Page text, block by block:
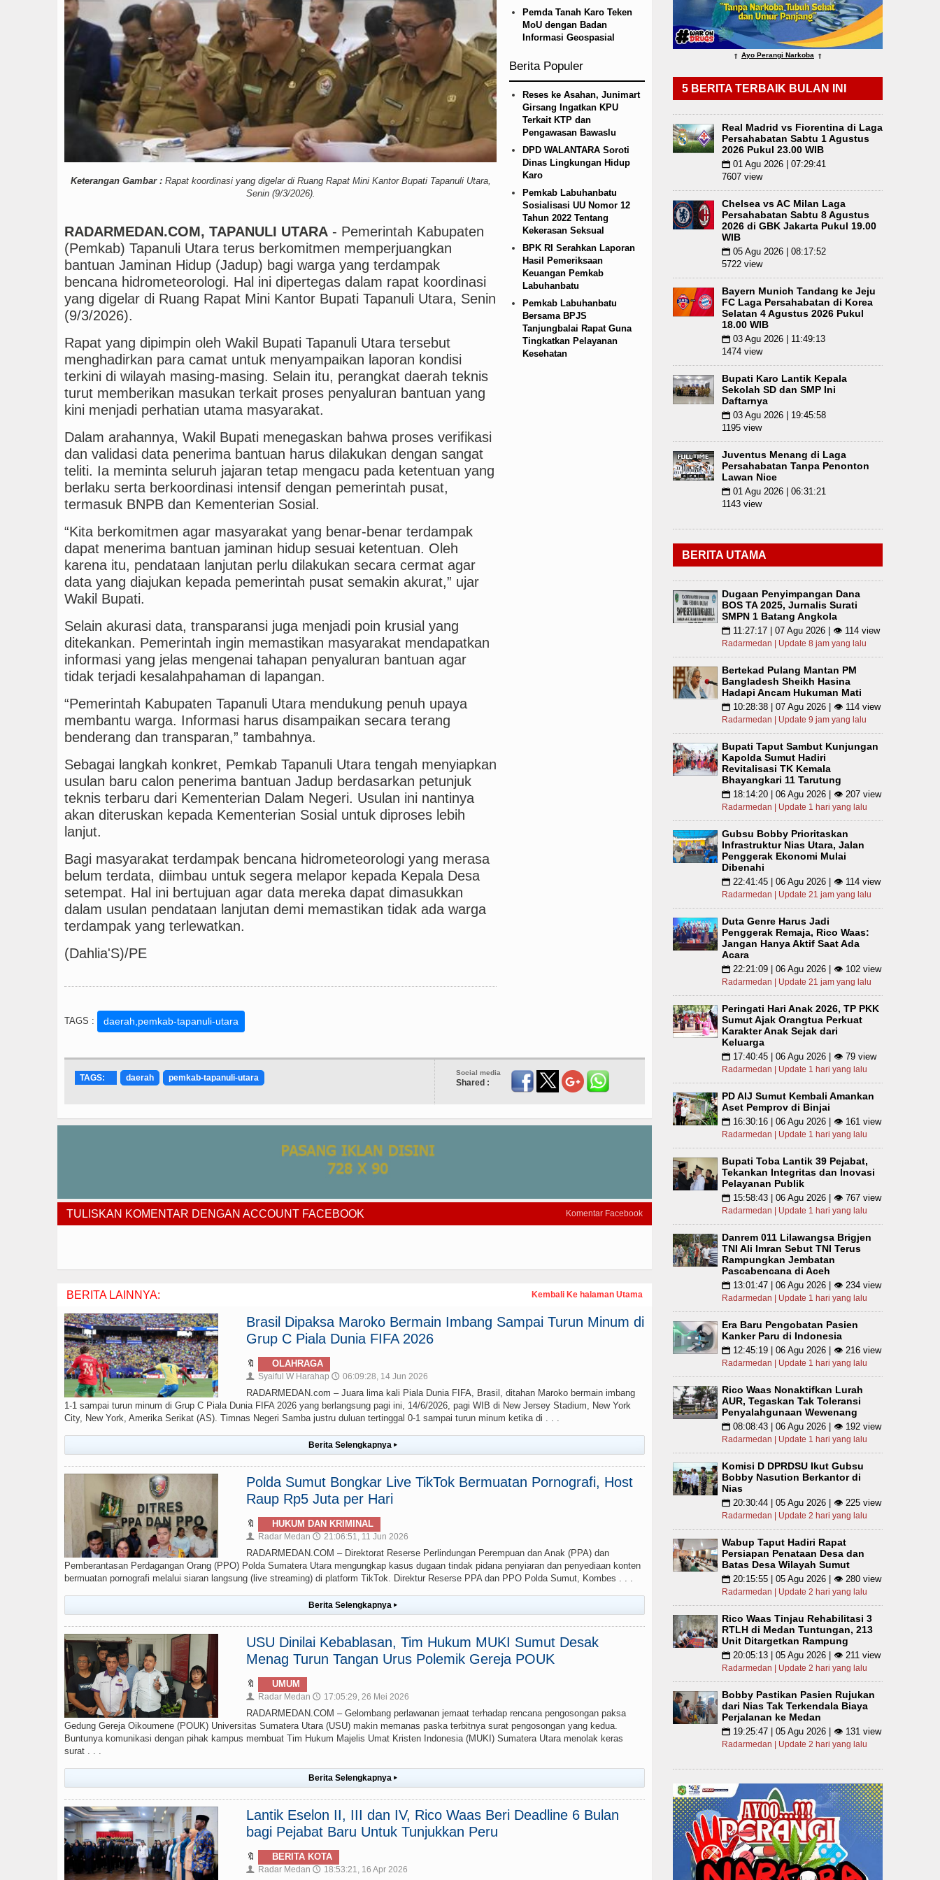
Gubsu Bobby Prioritaskan Infrastruktur Nias Utara, Jalan Penggerak Ekonomi Mulai Dibenahi Duta Genre Harus Jadi
Dugaan Penyimpangan Dana BOS TA 2025, Jurnalis Surati SMPN 1 Batang Angkola Risiko Tertular HIV/AIDS Melalui
PSG vs Manchester United Laga Persahabatan di Swedia 8 Agustus 2026 Pukul 22.00 WIB Juventus vs Inter Milan
Keterangan Gambar :Rapat koordinasi yang digelar di Ruang Rapat Mini Kantor Bupati Tapanuli Utara,
Senin (9/3/2026).
RADARMEDAN.COM, TAPANULI UTARA - Pemerintah Kabupaten
(Pemkab) Tapanuli Utara terus berkomitmen memperjuangkan
bantuan Jaminan Hidup (Jadup) bagi warga yang terdampak
bencana hidrometeorologi. Hal ini dipertegas dalam rapat koordinasi
yang digelar di Ruang Rapat Mini Kantor Bupati Tapanuli Utara, Senin
(9/3/2026).
Rapat yang dipimpin oleh Wakil Bupati Tapanuli Utara tersebut
menghadirkan para camat untuk menyampaikan laporan kondisi
terkini di wilayah masing-masing. Selain itu, perangkat daerah teknis
turut memberikan masukan terkait proses penyaluran bantuan yang
kini menjadi perhatian utama masyarakat.
Dalam arahannya, Wakil Bupati menegaskan bahwa proses verifikasi
dan validasi data penerima bantuan harus dilakukan dengan sangat
teliti. Ia meminta seluruh jajaran tetap mengacu pada ketentuan yang
berlaku serta berkoordinasi intensif dengan pemerintah pusat,
termasuk BNPB dan Kementerian Sosial.
“Kita berkomitmen agar masyarakat yang benar-benar terdampak
dapat menerima bantuan jaminan hidup sesuai ketentuan. Oleh
karena itu, pendataan lanjutan perlu dilakukan secara cermat agar
data yang diajukan kepada pemerintah pusat semakin akurat,” ujar
Wakil Bupati.
Selain akurasi data, transparansi juga menjadi poin krusial yang
ditekankan. Pemerintah ingin memastikan masyarakat mendapatkan
informasi yang jelas mengenai tahapan penyaluran bantuan agar
tidak terjadi kesalahpahaman di lapangan.
“Pemerintah Kabupaten Tapanuli Utara mendukung penuh upaya
membantu warga. Informasi harus disampaikan secara terang
benderang dan transparan,” tambahnya.
Sebagai langkah konkret, Pemkab Tapanuli Utara tengah menyiapkan
usulan baru calon penerima bantuan Jadup berdasarkan petunjuk
teknis terbaru dari Kementerian Dalam Negeri. Usulan ini nantinya
akan diteruskan kepada Kementerian Sosial untuk diproses lebih
lanjut.
Bagi masyarakat terdampak bencana hidrometeorologi yang merasa
belum terdata, diimbau untuk segera melapor kepada Kepala Desa
setempat. Hal ini bertujuan agar data mereka dapat dimasukkan
dalam usulan pendataan lanjutan demi memastikan tidak ada warga
terdampak yang terlewatkan.
(Dahlia'S)/PE
TAGS : daerah,pemkab-tapanuli-utara
Pemda Tanah Karo Teken
MoU dengan Badan
Informasi Geospasial
Berita Populer
Reses ke Asahan, Junimart
Girsang Ingatkan KPU
Terkait KTP dan
Pengawasan Bawaslu
DPD WALANTARA Soroti
Dinas Lingkungan Hidup
Karo
Pemkab Labuhanbatu
Sosialisasi UU Nomor 12
Tahun 2022 Tentang
Kekerasan Seksual
BPK RI Serahkan Laporan
Hasil Pemeriksaan
Keuangan Pemkab
Labuhanbatu
Pemkab Labuhanbatu
Bersama BPJS
Tanjungbalai Rapat Guna
Tingkatkan Pelayanan
Kesehatan
Social media
Shared :
TAGS: daerah pemkab-tapanuli-utara
Komentar Facebook
TULISKAN KOMENTAR DENGAN ACCOUNT FACEBOOK
Kembali Ke halaman Utama
BERITA LAINNYA:
Brasil Dipaksa Maroko Bermain Imbang Sampai Turun Minum di
Grup C Piala Dunia FIFA 2026
🔖 OLAHRAGA
👤 Syaiful W Harahap 🕔 06:09:28, 14 Jun 2026
RADARMEDAN.com – Juara lima kali Piala Dunia FIFA, Brasil, ditahan Maroko bermain imbang
1-1 sampai turun minum di Grup C Piala Dunia FIFA 2026 yang berlangsung pagi ini, 14/6/2026, pagi WIB di New Jersey Stadium, New York
City, New York, Amerika Serikat (AS). Timnas Negeri Samba justru duluan tertinggal 0-1 sampai turun minum ketika di . . .
Berita Selengkapnya ▸
Polda Sumut Bongkar Live TikTok Bermuatan Pornografi, Host
Raup Rp5 Juta per Hari
🔖 HUKUM DAN KRIMINAL
👤 Radar Medan 🕔 21:06:51, 11 Jun 2026
RADARMEDAN.COM – Direktorat Reserse Perlindungan Perempuan dan Anak (PPA) dan
Pemberantasan Perdagangan Orang (PPO) Polda Sumatera Utara mengungkap kasus dugaan tindak pidana penyiaran dan penyediaan konten
bermuatan pornografi melalui siaran langsung (live streaming) di platform TikTok. Direktur Reserse PPA dan PPO Polda Sumut, Kombes . . .
Berita Selengkapnya ▸
USU Dinilai Kebablasan, Tim Hukum MUKI Sumut Desak
Menag Turun Tangan Urus Polemik Gereja POUK
🔖 UMUM
👤 Radar Medan 🕔 17:05:29, 26 Mei 2026
RADARMEDAN.COM – Gelombang perlawanan jemaat terhadap rencana pengosongan paksa
Gedung Gereja Oikoumene (POUK) Universitas Sumatera Utara (USU) makin memanas paska terbitnya surat pengosongan yang kedua.
Buntunya komunikasi dengan pihak kampus membuat Tim Hukum Majelis Umat Kristen Indonesia (MUKI) Sumatera Utara menolak keras
surat . . .
Berita Selengkapnya ▸
Lantik Eselon II, III dan IV, Rico Waas Beri Deadline 6 Bulan
bagi Pejabat Baru Untuk Tunjukkan Peru
🔖 BERITA KOTA
👤 Radar Medan 🕔 18:53:21, 16 Apr 2026
⇑ Ayo Perangi Narkoba ⇑
5 BERITA TERBAIK BULAN INI
Real Madrid vs Fiorentina di Laga
Persahabatan Sabtu 1 Agustus
2026 Pukul 23.00 WIB
📅 01 Agu 2026 | 07:29:41
7607 view
Chelsea vs AC Milan Laga
Persahabatan Sabtu 8 Agustus
2026 di GBK Jakarta Pukul 19.00
WIB
📅 05 Agu 2026 | 08:17:52
5722 view
Bayern Munich Tandang ke Jeju
FC Laga Persahabatan di Korea
Selatan 4 Agustus 2026 Pukul
18.00 WIB
📅 03 Agu 2026 | 11:49:13
1474 view
Bupati Karo Lantik Kepala
Sekolah SD dan SMP Ini
Daftarnya
📅 03 Agu 2026 | 19:45:58
1195 view
Juventus Menang di Laga
Persahabatan Tanpa Penonton
Lawan Nice
📅 01 Agu 2026 | 06:31:21
1143 view
BERITA UTAMA
Dugaan Penyimpangan Dana
BOS TA 2025, Jurnalis Surati
SMPN 1 Batang Angkola
📅 11:27:17 | 07 Agu 2026 | 👁 114 view
Radarmedan | Update 8 jam yang lalu
Bertekad Pulang Mantan PM
Bangladesh Sheikh Hasina
Hadapi Ancam Hukuman Mati
📅 10:28:38 | 07 Agu 2026 | 👁 114 view
Radarmedan | Update 9 jam yang lalu
Bupati Taput Sambut Kunjungan
Kapolda Sumut Hadiri
Revitalisasi TK Kemala
Bhayangkari 11 Tarutung
📅 18:14:20 | 06 Agu 2026 | 👁 207 view
Radarmedan | Update 1 hari yang lalu
Gubsu Bobby Prioritaskan
Infrastruktur Nias Utara, Jalan
Penggerak Ekonomi Mulai
Dibenahi
📅 22:41:45 | 06 Agu 2026 | 👁 114 view
Radarmedan | Update 21 jam yang lalu
Duta Genre Harus Jadi
Penggerak Remaja, Rico Waas:
Jangan Hanya Aktif Saat Ada
Acara
📅 22:21:09 | 06 Agu 2026 | 👁 102 view
Radarmedan | Update 21 jam yang lalu
Peringati Hari Anak 2026, TP PKK
Sumut Ajak Orangtua Perkuat
Karakter Anak Sejak dari
Keluarga
📅 17:40:45 | 06 Agu 2026 | 👁 79 view
Radarmedan | Update 1 hari yang lalu
PD AIJ Sumut Kembali Amankan
Aset Pemprov di Binjai
📅 16:30:16 | 06 Agu 2026 | 👁 161 view
Radarmedan | Update 1 hari yang lalu
Bupati Toba Lantik 39 Pejabat,
Tekankan Integritas dan Inovasi
Pelayanan Publik
📅 15:58:43 | 06 Agu 2026 | 👁 767 view
Radarmedan | Update 1 hari yang lalu
Danrem 011 Lilawangsa Brigjen
TNI Ali Imran Sebut TNI Terus
Rampungkan Jembatan
Pascabencana di Aceh
📅 13:01:47 | 06 Agu 2026 | 👁 234 view
Radarmedan | Update 1 hari yang lalu
Era Baru Pengobatan Pasien
Kanker Paru di Indonesia
📅 12:45:19 | 06 Agu 2026 | 👁 216 view
Radarmedan | Update 1 hari yang lalu
Rico Waas Nonaktifkan Lurah
AUR, Tegaskan Tak Toleransi
Penyalahgunaan Wewenang
📅 08:08:43 | 06 Agu 2026 | 👁 192 view
Radarmedan | Update 1 hari yang lalu
Komisi D DPRDSU Ikut Gubsu
Bobby Nasution Berkantor di
Nias
📅 20:30:44 | 05 Agu 2026 | 👁 225 view
Radarmedan | Update 2 hari yang lalu
Wabup Taput Hadiri Rapat
Persiapan Penataan Desa dan
Batas Desa Wilayah Sumut
📅 20:15:55 | 05 Agu 2026 | 👁 280 view
Radarmedan | Update 2 hari yang lalu
Rico Waas Tinjau Rehabilitasi 3
RTLH di Medan Tuntungan, 213
Unit Ditargetkan Rampung
📅 20:05:13 | 05 Agu 2026 | 👁 211 view
Radarmedan | Update 2 hari yang lalu
Bobby Pastikan Pasien Rujukan
dari Nias Tak Terkendala Biaya
Perjalanan ke Medan
📅 19:25:47 | 05 Agu 2026 | 👁 131 view
Radarmedan | Update 2 hari yang lalu